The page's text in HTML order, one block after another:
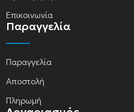
Επικοινωνία
Παραγγελία
Παραγγελία
Αποστολή
Πληρωμή